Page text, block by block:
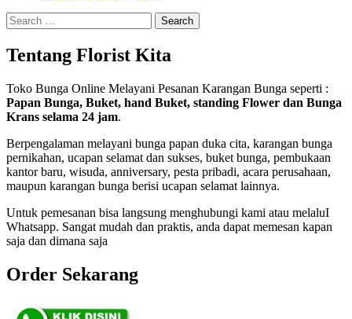
Search
for:
Tentang Florist Kita
Toko Bunga Online Melayani Pesanan Karangan Bunga seperti :
Papan Bunga, Buket, hand Buket, standing Flower dan Bunga
Krans selama 24 jam.
Berpengalaman melayani bunga papan duka cita, karangan bunga
pernikahan, ucapan selamat dan sukses, buket bunga, pembukaan
kantor baru, wisuda, anniversary, pesta pribadi, acara perusahaan,
maupun karangan bunga berisi ucapan selamat lainnya.
Untuk pemesanan bisa langsung menghubungi kami atau melaluI
Whatsapp. Sangat mudah dan praktis, anda dapat memesan kapan
saja dan dimana saja
Order Sekarang